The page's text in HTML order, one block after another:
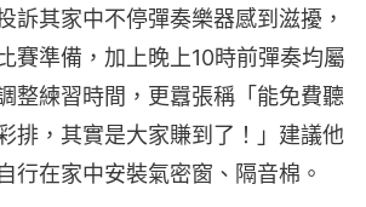
訴其家中不停彈奏樂器感到滋擾，
賽準備，加上晚上10時前彈奏均屬
整練習時間，更囂張稱「能免費聽
排，其實是大家賺到了！」建議他
行在家中安裝氣密窗、隔音棉。